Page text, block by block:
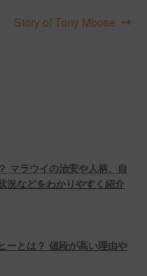
次
Story of Tony Mbose
マラウイの治安や人柄、自
況などをわかりやすく紹介
ーとは？ 値段が高い理由や